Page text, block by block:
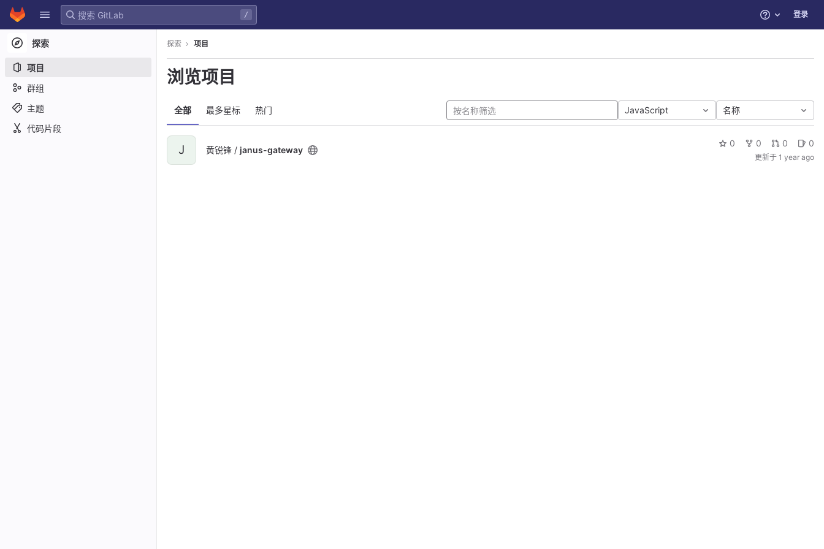
Skip to content
GitLab
/ 帮助 登录
探索
项目
群组
主题
代码片段
探索 项目
浏览项目
全部 最多星标 热门 JavaScript 名称
J 黄锐锋 / janus-gateway
0 0 0 0
更新于 1 year ago